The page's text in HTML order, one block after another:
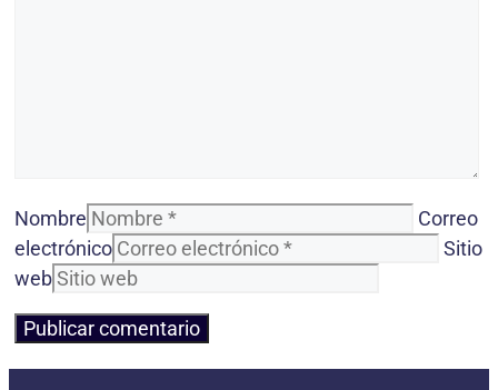
Nombre
Correo
electrónico
Sitio
web